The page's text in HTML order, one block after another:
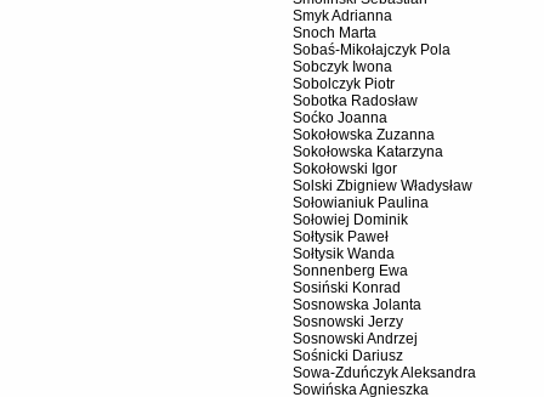
Smyk Adrianna
Snoch Marta
Sobaś-Mikołajczyk Pola
Sobczyk Iwona
Sobolczyk Piotr
Sobotka Radosław
Soćko Joanna
Sokołowska Zuzanna
Sokołowska Katarzyna
Sokołowski Igor
Solski Zbigniew Władysław
Sołowianiuk Paulina
Sołowiej Dominik
Sołtysik Paweł
Sołtysik Wanda
Sonnenberg Ewa
Sosiński Konrad
Sosnowska Jolanta
Sosnowski Jerzy
Sosnowski Andrzej
Sośnicki Dariusz
Sowa-Zduńczyk Aleksandra
Sowińska Agnieszka